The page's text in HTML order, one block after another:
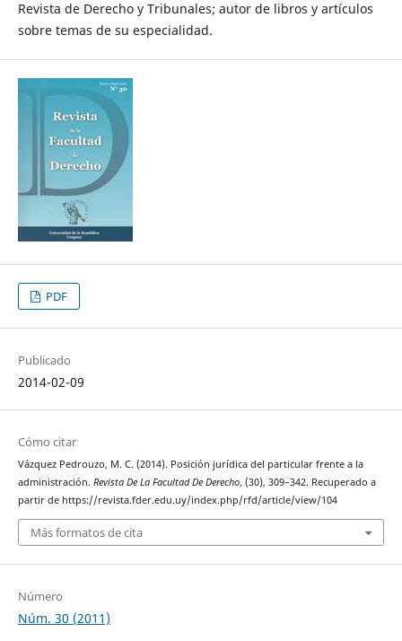
Revista de Derecho y Tribunales; autor de libros y artículos
sobre temas de su especialidad.
PDF
Publicado
2014-02-09
Cómo citar
Vázquez Pedrouzo, M. C. (2014). Posición jurídica del particular frente a la
administración. Revista De La Facultad De Derecho, (30), 309–342. Recuperado a
partir de https://revista.fder.edu.uy/index.php/rfd/article/view/104
Más formatos de cita
Número
Núm. 30 (2011)